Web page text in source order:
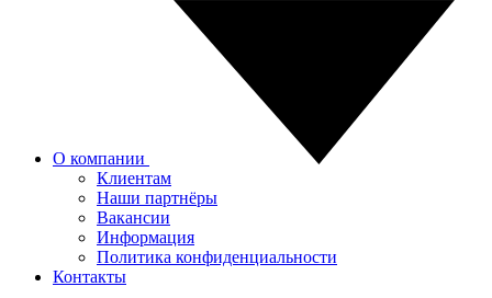
О компании
Клиентам
Наши партнёры
Вакансии
Информация
Политика конфиденциальности
Контакты